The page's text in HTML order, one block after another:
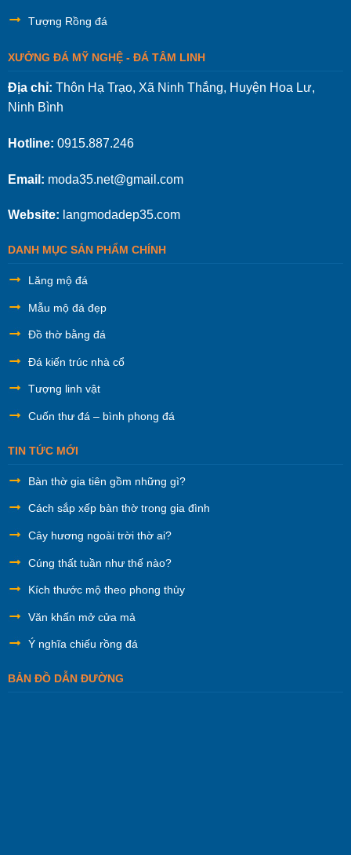
Tượng Rồng đá
XƯỞNG ĐÁ MỸ NGHỆ - ĐÁ TÂM LINH
Địa chỉ: Thôn Hạ Trạo, Xã Ninh Thắng, Huyện Hoa Lư,
Ninh Bình
Hotline: 0915.887.246
Email: moda35.net@gmail.com
Website: langmodadep35.com
DANH MỤC SẢN PHẨM CHÍNH
Lăng mộ đá
Mẫu mộ đá đẹp
Đồ thờ bằng đá
Đá kiến trúc nhà cổ
Tượng linh vật
Cuốn thư đá – bình phong đá
TIN TỨC MỚI
Bàn thờ gia tiên gồm những gì?
Cách sắp xếp bàn thờ trong gia đình
Cây hương ngoài trời thờ ai?
Cúng thất tuần như thế nào?
Kích thước mộ theo phong thủy
Văn khấn mở cửa mả
Ý nghĩa chiếu rồng đá
BẢN ĐỒ DẪN ĐƯỜNG